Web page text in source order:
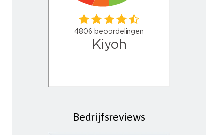
Bedrijfsreviews